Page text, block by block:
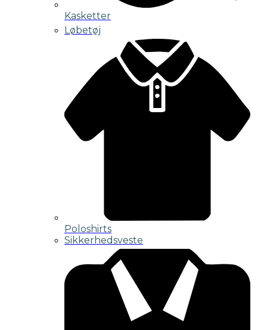
Kasketter
Løbetøj
Poloshirts
Sikkerhedsveste